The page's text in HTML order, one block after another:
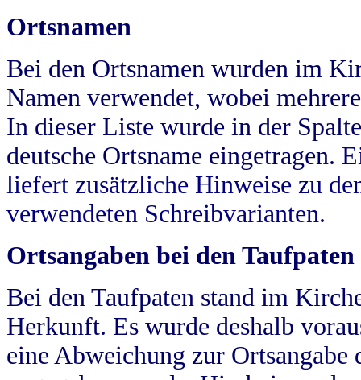
Ortsnamen
Bei den Ortsnamen wurden im
Namen verwendet, wobei
In dieser Liste wurde in der
deutsche Ortsname eingetragen.
liefert zusätzliche Hinweise zu
verwendeten Schreibvarianten.
Ortsangaben bei den Taufpaten
Bei den Taufpaten stand im
Herkunft. Es wurde deshalb
eine Abweichung zur